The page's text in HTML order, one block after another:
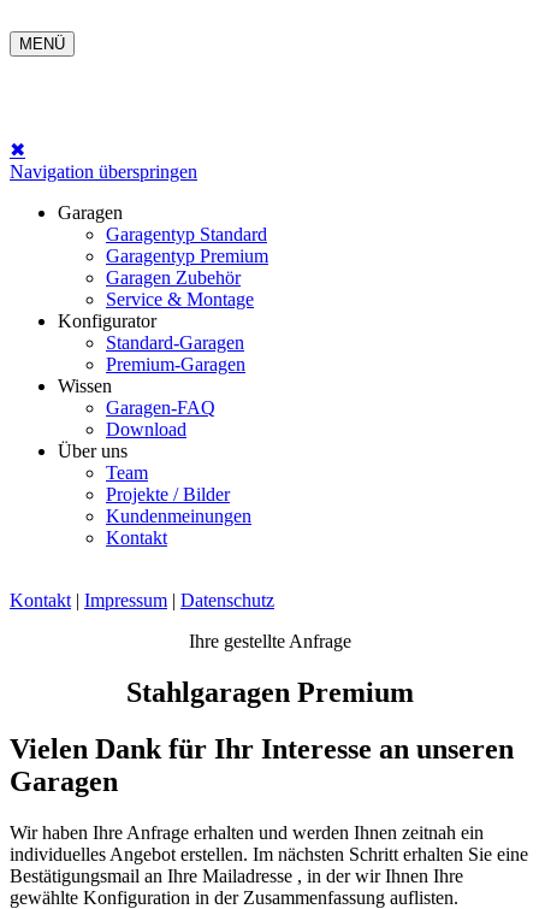
MENÜ
✖
Navigation überspringen
Garagen
Garagentyp Standard
Garagentyp Premium
Garagen Zubehör
Service & Montage
Konfigurator
Standard-Garagen
Premium-Garagen
Wissen
Garagen-FAQ
Download
Über uns
Team
Projekte / Bilder
Kundenmeinungen
Kontakt
Kontakt | Impressum | Datenschutz
Ihre gestellte Anfrage
Stahlgaragen Premium
Vielen Dank für Ihr Interesse an unseren
Garagen
Wir haben Ihre Anfrage erhalten und werden Ihnen zeitnah ein
individuelles Angebot erstellen. Im nächsten Schritt erhalten Sie eine
Bestätigungsmail an Ihre Mailadresse , in der wir Ihnen Ihre
gewählte Konfiguration in der Zusammenfassung auflisten.